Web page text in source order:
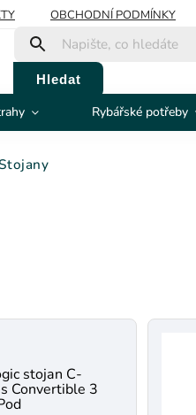
OBCHODNÍ PODMÍNKY
Hledat
Rybářské potřeby
stojan C-
Convertible 3